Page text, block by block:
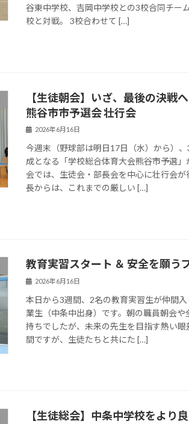
谷東中学校、吉岡中学校との3校合同チー
校と対戦。 3校合わせて […]
【生徒朝会】いざ、最後の決戦
熊谷市市予選会 壮行会
2026年6月16日
今週末（野球部は明日17日（水）から）
成となる「学校総合体育大会熊谷市予選
会では、生徒会・部長会を中心に壮行会
長からは、これまでの厳しい […]
教育実習スタート ＆ 安全を願う
2026年6月16日
本日から3週間、2名の教育実習生が仲間
業生（中条中出身）です。朝の職員朝会
持ちでしたが、未来の先生を目指す熱い
間ですが、生徒たちと共にた […]
【生徒総会】中条中学校をより良